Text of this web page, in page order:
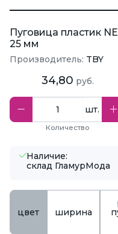
Пуговица пластик
25 мм
Производитель: TBY
34,80 руб.
шт.
Количество
Наличие:
склад ГламурМода
цвет ширина